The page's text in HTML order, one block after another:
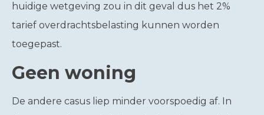
huidige wetgeving zou in dit geval dus het 2%
tarief overdrachtsbelasting kunnen worden
toegepast.
Geen woning
De andere casus liep minder voorspoedig af. In